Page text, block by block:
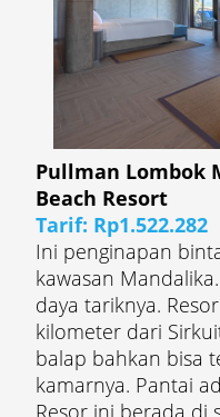
Pullman Lombok
Beach Resort
Tarif: Rp1.522.282
Ini penginapan
kawasan
daya tariknya.
kilometer dari
balap bahkan bisa
kamarnya. Pantai